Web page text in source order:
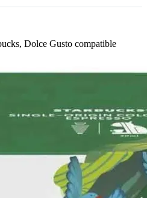
Dolce Gusto compatible